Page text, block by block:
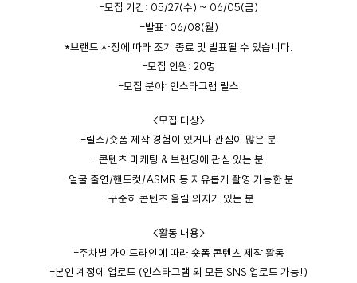
-모집 기간: 05/27(수) ~ 06/05(금)
-발표: 06/08(월)
*브랜드 사정에 따라 조기 종료 및 발표될 수 있습니다
-모집 인원: 20명
-모집 분야: 인스타그램 릴스
<모집 대상>
-릴스/숏폼 제작경험이 있거나 관심이 많은 분
-콘텐츠 마케팅 & 브랜딩에 관심 있는 분
-얼굴 출연/핸드컷/ASMR 등 자유롭게 촬영 가능한분
-꾸준히 콘텐츠 올릴 의지가 있는 분
<활동 내용>
-주차별 가이드라인에 따라 숏폼 콘텐츠 제작 활동
-본인 계정에 업로드 (인스타그램 외 모든 SNS 업로드 가능!)